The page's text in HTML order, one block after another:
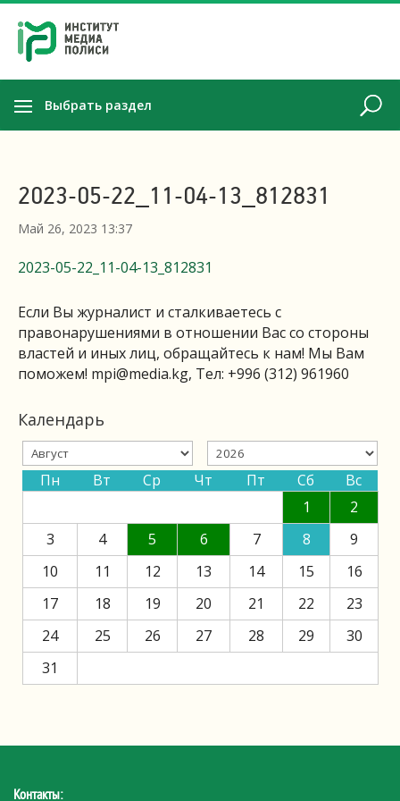
Выбрать раздел
2023-05-22_11-04-13_812831
Май 26, 2023 13:37
2023-05-22_11-04-13_812831
Если Вы журналист и сталкиваетесь с
правонарушениями в отношении Вас со стороны
властей и иных лиц, обращайтесь к нам! Мы Вам
поможем! mpi@media.kg, Тел: +996 (312) 961960
Календарь
Пн Вт Ср Чт Пт Сб
Вс
1
2
3
4 5 6 7 8
9
10
11 12 13 14 15
16
17
18 19 20 21 22
23
24
25 26 27 28 29
30
31
Контакты: